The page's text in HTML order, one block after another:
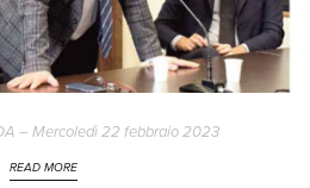
– Mercoledì 22 febbraio 2023
READ MORE